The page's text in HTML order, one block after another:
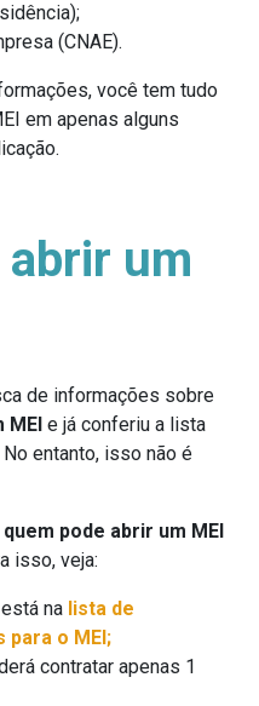
(CNAE).
você tem tudo
em apenas alguns
abrir um
de informações sobre
MEI e já conferiu a lista
entanto, isso não é
quem pode abrir um MEI
isso, veja:
na lista de
para o MEI;
contratar apenas 1